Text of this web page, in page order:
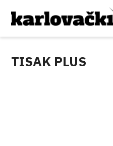
TISAK PLUS